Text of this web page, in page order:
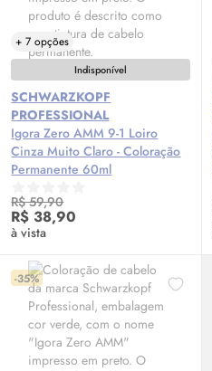
+ 7 opções
Indisponível
SCHWARZKOPF
PROFESSIONAL
Igora Zero AMM 9-1 Loiro
Cinza Muito Claro - Coloração
Permanente 60ml
R$ 59,90
R$ 38,90
à vista
-35%